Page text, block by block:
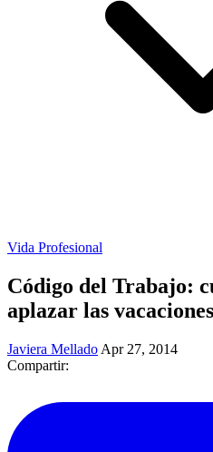
Vida Profesional
Código del Trabajo:
aplazar las vacaciones
Javiera Mellado Apr 27, 2014
Compartir: